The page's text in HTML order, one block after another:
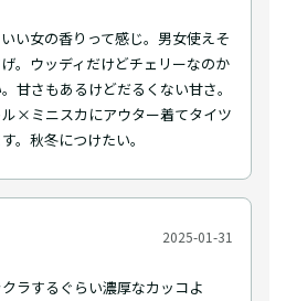
い女の香りって感じ。男女使えそ
。ウッディだけどチェリーなのか
甘さもあるけどだるくない甘さ。
×ミニスカにアウター着てタイツ
。秋冬につけたい。
2025-01-31
ラするぐらい濃厚なカッコよ